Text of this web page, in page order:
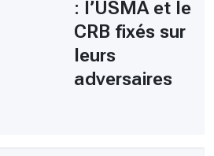
: l’USMA et le
CRB fixés sur
leurs
adversaires